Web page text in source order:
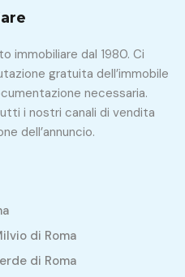
immobiliare dal 1980. Ci
gratuita dell’immobile
necessaria.
i nostri canali di vendita
dell’annuncio.
di Roma
di Roma